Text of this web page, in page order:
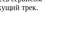
трек.